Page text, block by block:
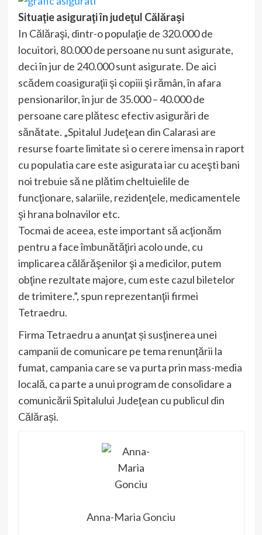
Situaţie asiguraţi în judeţul Călăraşi
In Călăraşi, dintr-o populaţie de 320.000 de
locuitori, 80.000 de persoane nu sunt asigurate,
deci în jur de 240.000 sunt asigurate. De aici
scădem coasiguraţii şi copiii şi rămân, în afara
pensionarilor, în jur de 35.000 – 40.000 de
persoane care plătesc efectiv asigurări de
sănătate. „Spitalul Judeţean din Calarasi are
resurse foarte limitate si o cerere imensa in raport
cu populatia care este asigurata iar cu aceşti bani
noi trebuie să ne plătim cheltuielile de
funcţionare, salariile, rezidenţele, medicamentele
şi hrana bolnavilor etc.
Tocmai de aceea, este important să acţionăm
pentru a face îmbunătăţiri acolo unde, cu
implicarea călărăşenilor şi a medicilor, putem
obţine rezultate majore, cum este cazul biletelor
de trimitere.”, spun reprezentanţii firmei
Tetraedru.
Firma Tetraedru a anunţat și susţinerea unei
campanii de comunicare pe tema renunţării la
fumat, campania care se va purta prin mass-media
locală, ca parte a unui program de consolidare a
comunicării Spitalului Judeţean cu publicul din
Călărași.
Anna-Maria Gonciu